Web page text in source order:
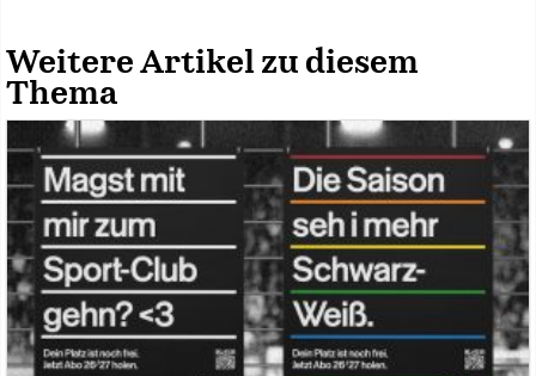
Weitere Artikel zu diesem
Thema